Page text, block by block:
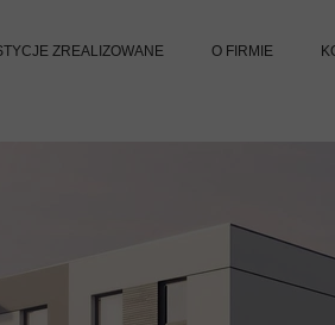
ZREALIZOWANE
LUCINY - ul. Leszczynowa
O FIRMIE